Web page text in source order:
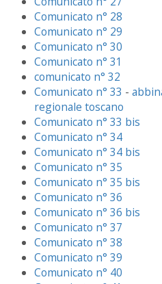
Comunicato n° 28
Comunicato n° 29
Comunicato n° 30
Comunicato n° 31
comunicato n° 32
Comunicato n° 33 -
regionale toscano
Comunicato n° 33 bis
Comunicato n° 34
Comunicato n° 34 bis
Comunicato n° 35
Comunicato n° 35 bis
Comunicato n° 36
Comunicato n° 36 bis
Comunicato n° 37
Comunicato n° 38
Comunicato n° 39
Comunicato n° 40